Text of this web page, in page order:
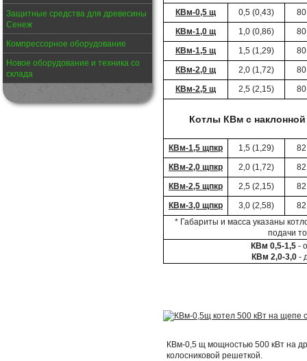
Защитные средства для древесины
Сенеж
Компрессорное оборудование
Новое оборудование и техника со
склада
КВм-0,5 щ 0,5 (0,43)
80
КВм-1,0 щ
1,0 (0,86)
80
КВм-1,5 щ
1,5 (1,29)
80
КВм-2,0 щ
2,0 (1,72)
80
КВм-2,5 щ
2,5 (2,15) 80
Котлы КВм с
КВм-1,5 щпкр 1,5 (1,29)
82
КВм-2,0 щпкр
2,0 (1,72)
82
КВм-2,5 щпкр
2,5 (2,15)
82
КВм-3,0 щпкр
3,0 (2,58)
82
* Габариты и масса указаны
подачи
КВм 0,5-1,5 -
КВм 2,0-3,0 -
КВм-0,5 щ мощностью 500 кВт на
колосниковой решеткой.